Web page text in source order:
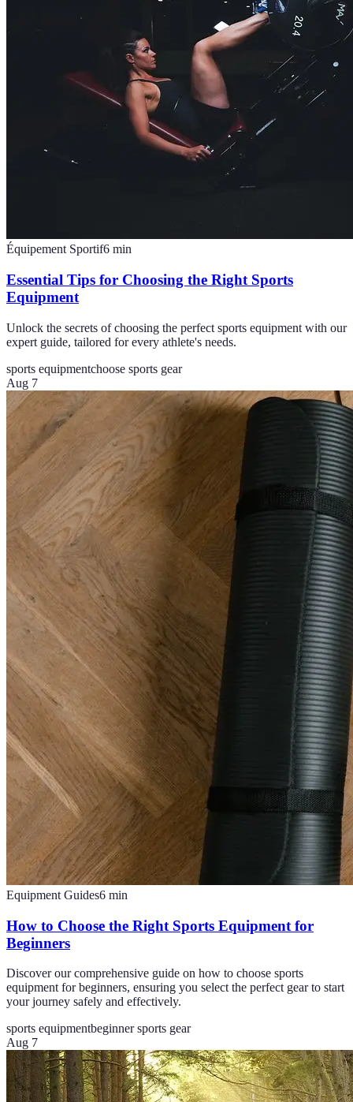
Équipement Sportif6 min
Essential Tips for Choosing the Right Sports
Equipment
Unlock the secrets of choosing the perfect sports equipment with our
expert guide, tailored for every athlete's needs.
sports equipmentchoose sports gear
Aug 7
Equipment Guides6 min
How to Choose the Right Sports Equipment for
Beginners
Discover our comprehensive guide on how to choose sports
equipment for beginners, ensuring you select the perfect gear to start
your journey safely and effectively.
sports equipmentbeginner sports gear
Aug 7